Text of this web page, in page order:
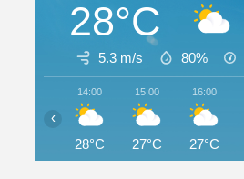
28°C
5.3 m/s 80%
14:00
28°C
15:00
27°C
16:00
27°C
‹